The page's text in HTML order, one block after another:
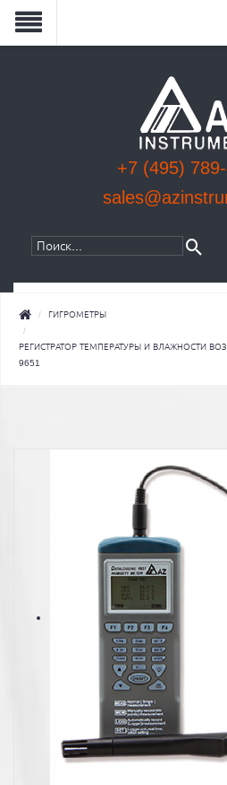
+7 (495)
ГИГРОМЕТРЫ
РЕГИСТРАТОР ТЕМПЕРАТУРЫ И ВЛАЖНОСТИ
9651